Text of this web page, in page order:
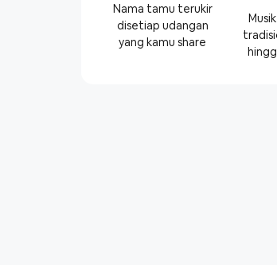
Nama tamu terukir
disetiap udangan
yang kamu share